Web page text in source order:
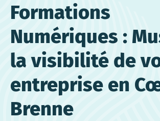
Formations
Numériques :
la visibilité de
entreprise en
Brenne